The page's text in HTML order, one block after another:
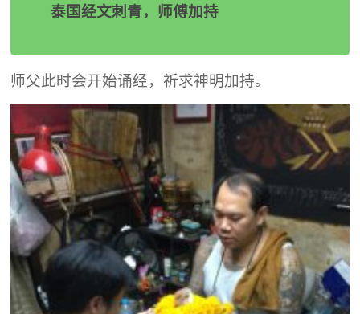
泰国经文刺青，师傅加持
师父此时会开始诵经，祈求神明加持。